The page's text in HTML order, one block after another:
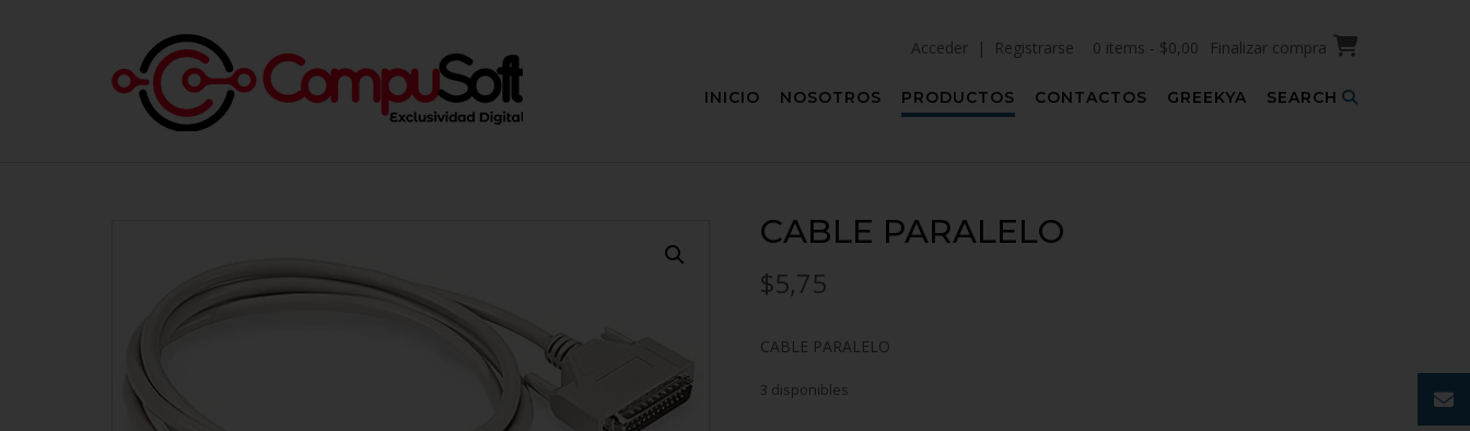
Acceder | Registrarse 0 items - $0,00 Finalizar compra
INICIO NOSOTROS PRODUCTOS CONTACTOS GREEKYA SEARCH
CABLE PARALELO
$5,75
CABLE PARALELO
3 disponibles